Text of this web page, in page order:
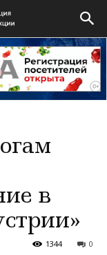
в
0
1344